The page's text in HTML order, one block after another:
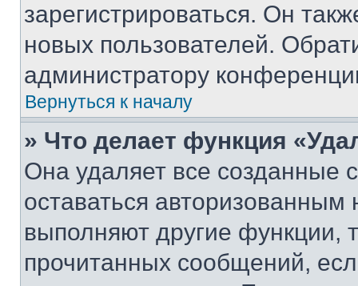
зарегистрироваться. Он
новых пользователей.
администратору
Вернуться к началу
» Что делает функция
Она удаляет все созданные
оставаться
выполняют другие функции,
прочитанных сообщений,